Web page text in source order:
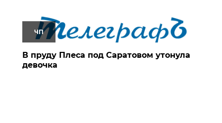
ЧП
В пруду Плеса под Саратовом утонула
девочка